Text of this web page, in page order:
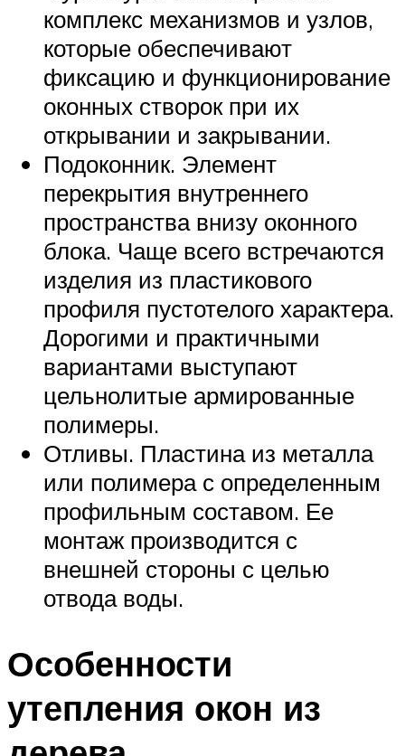
комплекс механизмов и узлов,
которые обеспечивают
фиксацию и функционирование
оконных створок при их
открывании и закрывании.
Подоконник. Элемент
перекрытия внутреннего
пространства внизу оконного
блока. Чаще всего встречаются
изделия из пластикового
профиля пустотелого характера.
Дорогими и практичными
вариантами выступают
цельнолитые армированные
полимеры.
Отливы. Пластина из металла
или полимера с определенным
профильным составом. Ее
монтаж производится с
внешней стороны с целью
отвода воды.
Особенности
утепления окон из